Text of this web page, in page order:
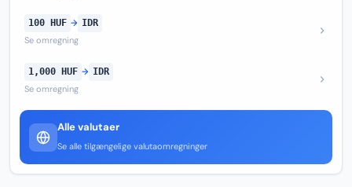
100 HUF → IDR
Se omregning
1,000 HUF → IDR
Se omregning
Alle valutaer
Se alle tilgængelige valutaomregninger